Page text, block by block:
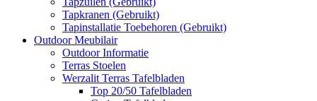
Tapkranen (Gebruikt)
Tapinstallatie Toebehoren (Gebruikt)
Outdoor Meubilair
Outdoor Informatie
Terras Stoelen
Werzalit Terras Tafelbladen
Top 20/50 Tafelbladen